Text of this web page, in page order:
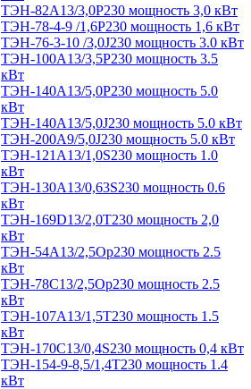
ТЭН-82А13/3,0Р230 мощность 3,0 кВт
ТЭН-78-4-9 /1,6P230 мощность 1,6 кВт
ТЭН-76-3-10 /3,0J230 мощность 3.0 кВт
ТЭН-100А13/3,5Р230 мощность 3.5
кВт
ТЭН-140А13/5,0Р230 мощность 5.0
кВт
ТЭН-140А13/5,0J230 мощность 5.0 кВт
ТЭН-200А9/5,0J230 мощность 5.0 кВт
ТЭН-121А13/1,0S230 мощность 1.0
кВт
ТЭН-130А13/0,63S230 мощность 0.6
кВт
ТЭН-169D13/2,0T230 мощность 2,0
кВт
ТЭН-54А13/2,5Ор230 мощность 2.5
кВт
ТЭН-78С13/2,5Ор230 мощность 2.5
кВт
ТЭН-107А13/1,5Т230 мощность 1.5
кВт
ТЭН-170C13/0,4S230 мощность 0,4 кВт
ТЭН-154-9-8,5/1,4Т230 мощность 1.4
кВт